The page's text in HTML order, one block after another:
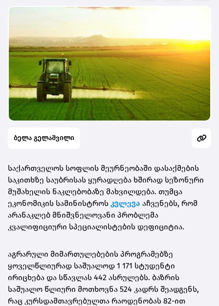
ბელა გელაშვილი
საქართველოს სოფლის მეურნეობაში დასაქმების
საკითხზე საუბრისას ყურადღება ხშირად სეზონური
მუშახელის ნაკლებობაზე მახვილდება. თუმცა
ეკონომიკის სამინისტროს კვლევა აჩვენებს, რომ
არანაკლებ მნიშვნელოვანი პრობლემა
კვალიფიციური სპეციალისტების დეფიციტია.
აგრარული მიმართულებების პროგრამებზე
ყოველწლიურად საშუალოდ 1 171 სტუდენტი
ირიცხება და სწავლას 442 ასრულებს. ბაზრის
საშუალო წლიური მოთხოვნა 524 კადრს შეადგენს,
რაც კურსდამთავრებულთა რაოდენობას 82-ით